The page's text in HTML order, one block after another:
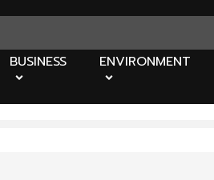
BUSINESS ENVIRONMENT